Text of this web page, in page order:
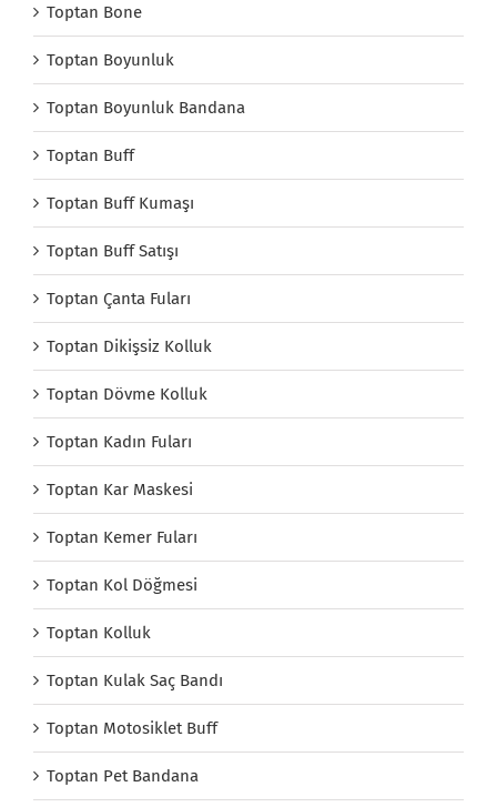
Toptan Bone
Toptan Boyunluk
Toptan Boyunluk Bandana
Toptan Buff
Toptan Buff Kumaşı
Toptan Buff Satışı
Toptan Çanta Fuları
Toptan Dikişsiz Kolluk
Toptan Dövme Kolluk
Toptan Kadın Fuları
Toptan Kar Maskesi
Toptan Kemer Fuları
Toptan Kol Döğmesi
Toptan Kolluk
Toptan Kulak Saç Bandı
Toptan Motosiklet Buff
Toptan Pet Bandana